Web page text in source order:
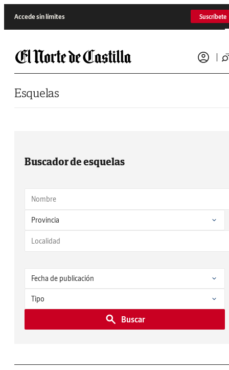
Accede sin límites Suscríbete
Esquelas
Buscador de esquelas
Buscar